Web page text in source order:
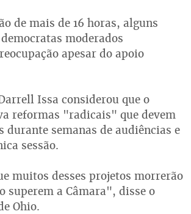
de mais de 16 horas, alguns
moderados
apesar do apoio
Issa considerou que o
reformas "radicais" que devem
durante semanas de audiências e
sessão.
muitos desses projetos morrerão
superem a Câmara", disse o
Ohio.